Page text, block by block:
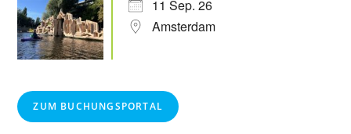
11 Sep. 26
Amsterdam
ZUM BUCHUNGSPORTAL